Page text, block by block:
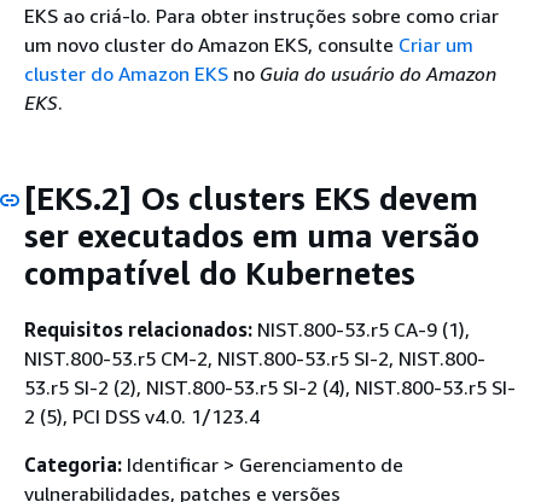
EKS ao criá-lo. Para obter instruções sobre como criar
um novo cluster do Amazon EKS, consulte Criar um
cluster do Amazon EKS no Guia do usuário do Amazon
EKS.
[EKS.2] Os clusters EKS devem
ser executados em uma versão
compatível do Kubernetes
Requisitos relacionados: NIST.800-53.r5 CA-9 (1),
NIST.800-53.r5 CM-2, NIST.800-53.r5 SI-2, NIST.800-
53.r5 SI-2 (2), NIST.800-53.r5 SI-2 (4), NIST.800-53.r5 SI-
2 (5), PCI DSS v4.0. 1/123.4
Categoria: Identificar > Gerenciamento de
vulnerabilidades, patches e versões